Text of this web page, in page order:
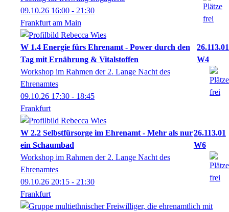
09.10.26 16:00 - 21:30
Frankfurt am Main
W 1.4 Energie fürs Ehrenamt - Power durch den
Tag mit Ernährung & Vitalstoffen
26.113.01
W4
Workshop im Rahmen der 2. Lange Nacht des
Ehrenamtes
09.10.26 17:30 - 18:45
Frankfurt
W 2.2 Selbstfürsorge im Ehrenamt - Mehr als nur
ein Schaumbad
26.113.01
W6
Workshop im Rahmen der 2. Lange Nacht des
Ehrenamtes
09.10.26 20:15 - 21:30
Frankfurt